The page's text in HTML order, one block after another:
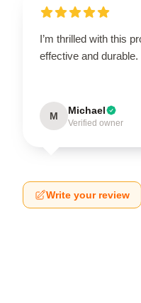
I’m thrilled with this
effective and durable.
M Michael
Verified owner
Write your review